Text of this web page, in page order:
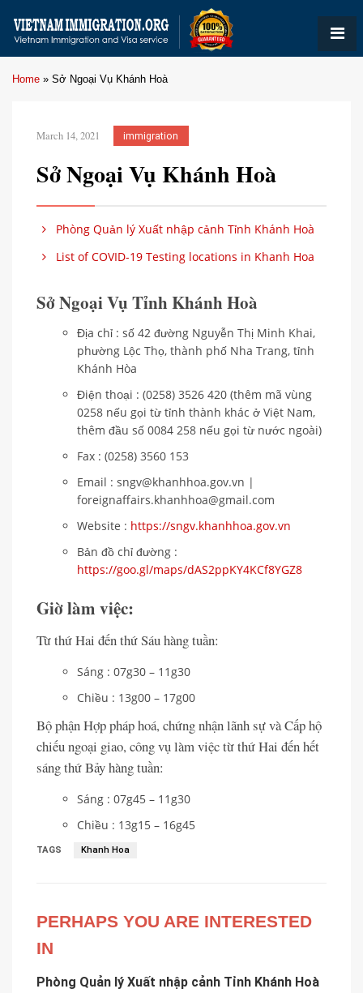
Home » Sở Ngoại Vụ Khánh Hoà
March 14, 2021 immigration
Sở Ngoại Vụ Khánh Hoà
Phòng Quản lý Xuất nhập cảnh Tỉnh Khánh Hoà
List of COVID-19 Testing locations in Khanh Hoa
Sở Ngoại Vụ Tỉnh Khánh Hoà
Địa chỉ : số 42 đường Nguyễn Thị Minh Khai,
phường Lộc Thọ, thành phố Nha Trang, tỉnh
Khánh Hòa
Điện thoại : (0258) 3526 420 (thêm mã vùng
0258 nếu gọi từ tỉnh thành khác ở Việt Nam,
thêm đầu số 0084 258 nếu gọi từ nước ngoài)
Fax : (0258) 3560 153
Email : sngv@khanhhoa.gov.vn |
foreignaffairs.khanhhoa@gmail.com
Website : https://sngv.khanhhoa.gov.vn
Bản đồ chỉ đường :
https://goo.gl/maps/dAS2ppKY4KCf8YGZ8
Giờ làm việc:
Từ thứ Hai đến thứ Sáu hàng tuần:
Sáng : 07g30 – 11g30
Chiều : 13g00 – 17g00
Bộ phận Hợp pháp hoá, chứng nhận lãnh sự và Cấp hộ
chiếu ngoại giao, công vụ làm việc từ thứ Hai đến hết
sáng thứ Bảy hàng tuần:
Sáng : 07g45 – 11g30
Chiều : 13g15 – 16g45
TAGS Khanh Hoa
PERHAPS YOU ARE INTERESTED
IN
Phòng Quản lý Xuất nhập cảnh Tỉnh Khánh Hoà